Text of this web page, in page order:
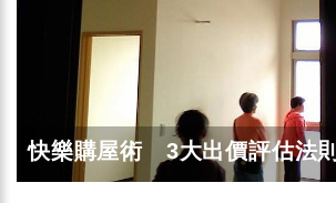
快樂購屋術 3大出價評估法則